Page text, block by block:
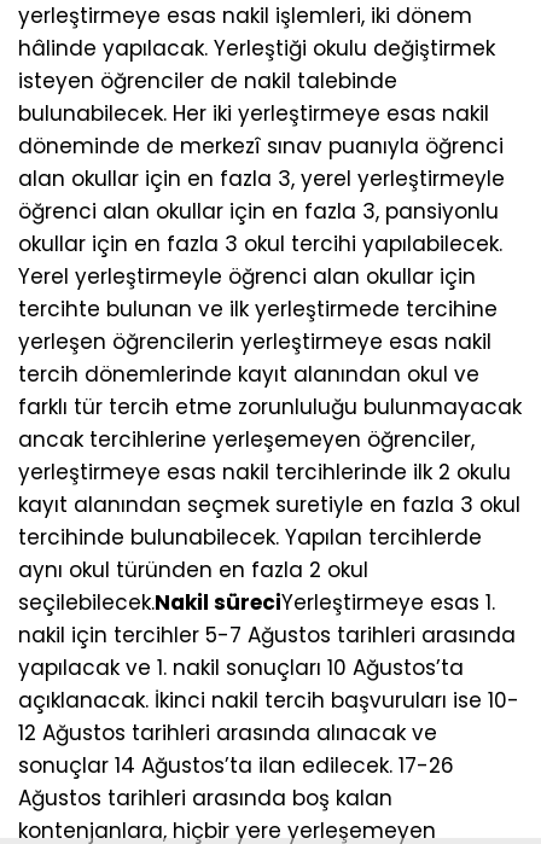
yerleştirmeye esas nakil işlemleri, iki dönem
hâlinde yapılacak. Yerleştiği okulu değiştirmek
isteyen öğrenciler de nakil talebinde
bulunabilecek. Her iki yerleştirmeye esas nakil
döneminde de merkezî sınav puanıyla öğrenci
alan okullar için en fazla 3, yerel yerleştirmeyle
öğrenci alan okullar için en fazla 3, pansiyonlu
okullar için en fazla 3 okul tercihi yapılabilecek.
Yerel yerleştirmeyle öğrenci alan okullar için
tercihte bulunan ve ilk yerleştirmede tercihine
yerleşen öğrencilerin yerleştirmeye esas nakil
tercih dönemlerinde kayıt alanından okul ve
farklı tür tercih etme zorunluluğu bulunmayacak
ancak tercihlerine yerleşemeyen öğrenciler,
yerleştirmeye esas nakil tercihlerinde ilk 2 okulu
kayıt alanından seçmek suretiyle en fazla 3 okul
tercihinde bulunabilecek. Yapılan tercihlerde
aynı okul türünden en fazla 2 okul
seçilebilecek.Nakil süreciYerleştirmeye esas 1.
nakil için tercihler 5-7 Ağustos tarihleri arasında
yapılacak ve 1. nakil sonuçları 10 Ağustos’ta
açıklanacak. İkinci nakil tercih başvuruları ise 10-
12 Ağustos tarihleri arasında alınacak ve
sonuçlar 14 Ağustos’ta ilan edilecek. 17-26
Ağustos tarihleri arasında boş kalan
kontenjanlara, hiçbir yere yerleşemeyen